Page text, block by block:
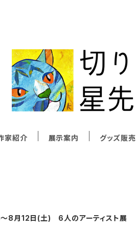
家紹介 展示案内 グッズ販売
8月12日(土) 6人のアーティスト展